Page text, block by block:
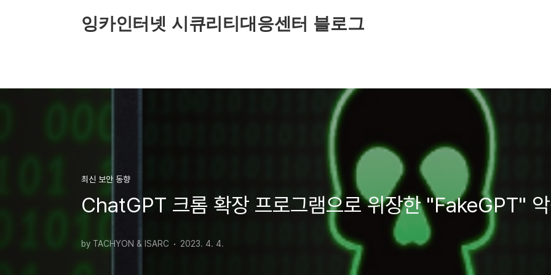
잉카인터넷 시큐리티대응센터 블로그
최신 보안 동향
ChatGPT 크롬 확장 프로그램으로 위장한 "FakeGPT"
by TACHYON & ISARC 2023. 4. 4.